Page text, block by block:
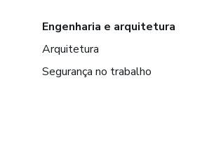
Engenharia e arquitetura
Arquitetura
Segurança no trabalho